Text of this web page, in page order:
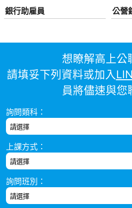
銀行助雇員 公營
想瞭解高上公
請填妥下列資料或加入
員將儘速與您
詢問類科：
上課方式：
詢問班別：